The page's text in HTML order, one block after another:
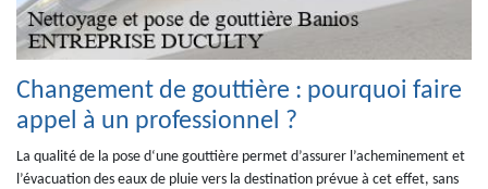
Changement de gouttière : pourquoi faire
appel à un professionnel ?
La qualité de la pose d‘une gouttière permet d’assurer l’acheminement et
l’évacuation des eaux de pluie vers la destination prévue à cet effet, sans